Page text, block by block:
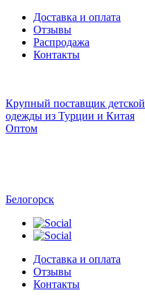
Доставка и оплата
Отзывы
Распродажа
Контакты
Крупный поставщик детской
одежды из Турции и Китая
Оптом
Белогорск
Доставка и оплата
Отзывы
Контакты